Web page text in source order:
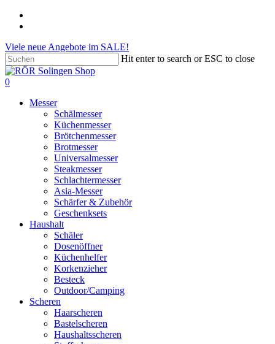
Skip
content
Viele neue Angebote im SALE!
Hit enter to search or ESC to close
Close
Search
search
account
0
Messer
Schälmesser
Küchenmesser
Brötchenmesser
Brotmesser
Universalmesser
Steakmesser
Schlachtermesser
Asia-Messer
Schärfer & Zubehör
Geschenksets
Haushalt
Schäler
Dosenöffner
Küchenhelfer
Korkenzieher
Besteck
Outdoor/Camping
Scheren
Haarscheren
Bastelscheren
Haushaltsscheren